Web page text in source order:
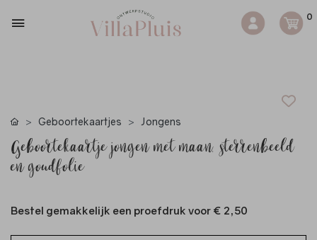
0
Geboortekaartjes Jongens
Geboortekaartje jongen met maan, sterrenbeeld
en goudfolie
Bestel gemakkelijk een proefdruk voor € 2,50